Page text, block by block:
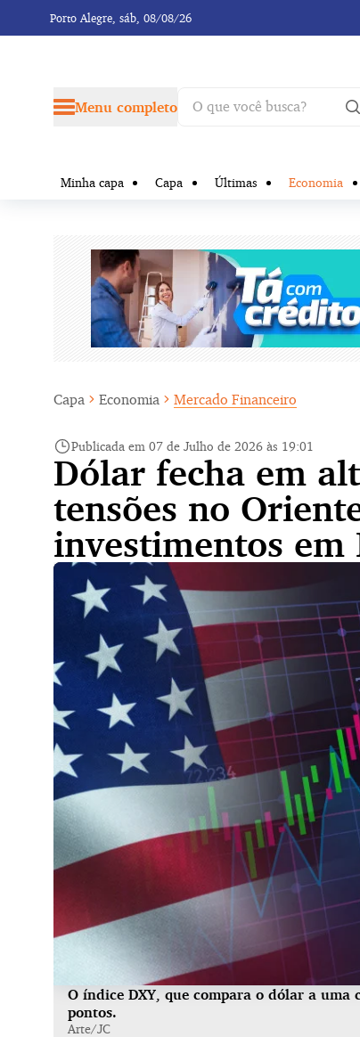
Porto Alegre, sáb, 08/08/26
Menu completo
Minha capa Capa Últimas Economia
Capa Economia Mercado Financeiro
Publicada em 07 de Julho de 2026 às 19:01
Dólar fecha em
tensões no
investimentos
O índice DXY, que compara o dólar a uma
pontos.
Arte/JC